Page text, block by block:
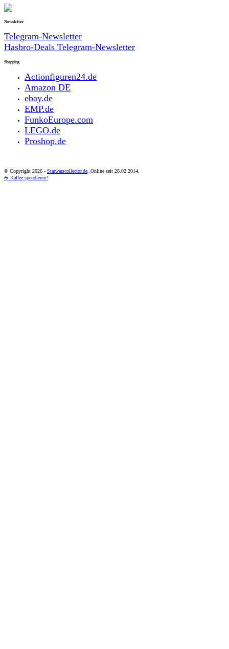
Newsletter
Telegram-Newsletter
Hasbro-Deals Telegram-Newsletter
Shopping
Actionfiguren24.de
Amazon DE
ebay.de
EMP.de
FunkoEurope.com
LEGO.de
Proshop.de
© Copyright 2026 - Starwarscollector.de . Online seit 28.02.2014.
☕ Kaffee spendieren?